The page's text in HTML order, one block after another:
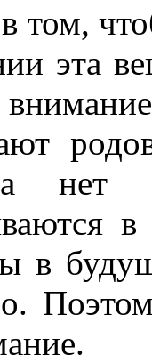
том,
эта
нет
в